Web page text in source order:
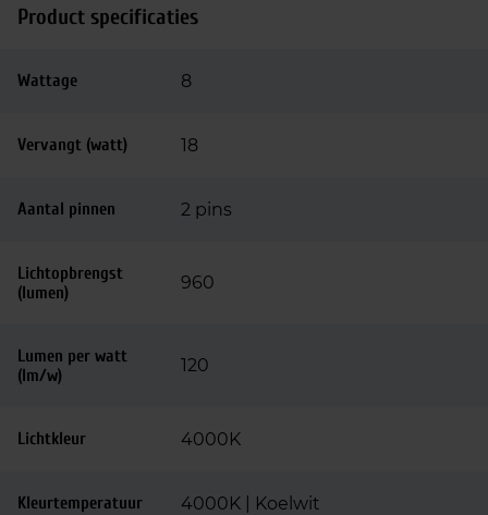
Product specificaties
Wattage 8
Vervangt (watt) 18
Aantal pinnen 2 pins
Lichtopbrengst
(lumen)
960
Lumen per watt
(lm/w)
120
Lichtkleur 4000K
Kleurtemperatuur 4000K | Koelwit